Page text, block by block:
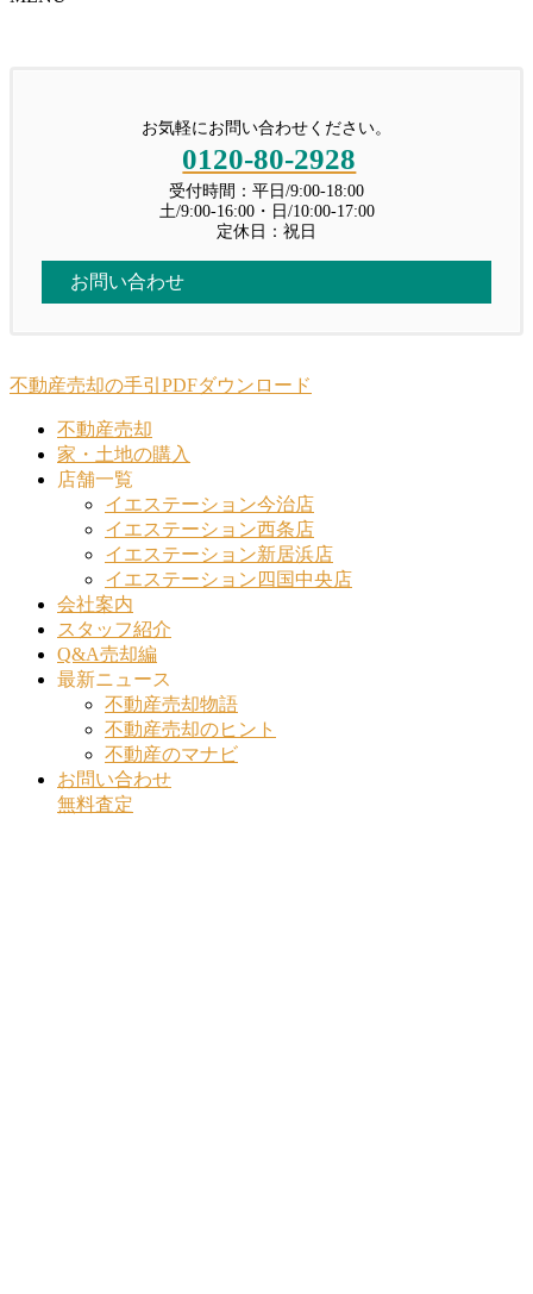
お気軽にお問い合わせください。
0120-80-2928
受付時間：平日/9:00-18:00
土/9:00-16:00・日/10:00-17:00
定休日：祝日
お問い合わせ
不動産売却の手引PDFダウンロード
不動産売却
家・土地の購入
店舗一覧
イエステーション今治店
イエステーション西条店
イエステーション新居浜店
イエステーション四国中央店
会社案内
スタッフ紹介
Q&A売却編
最新ニュース
不動産売却物語
不動産売却のヒント
不動産のマナビ
お問い合わせ
無料査定